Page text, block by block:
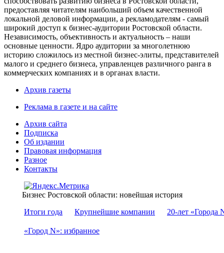
предоставляя читателям наибольший объем качественной
локальной деловой информации, а рекламодателям - самый
широкий доступ к бизнес-аудитории Ростовской области.
Независимость, объективность и актуальность – наши
основные ценности. Ядро аудитории за многолетнюю
историю сложилось из местной бизнес-элиты, представителей
малого и среднего бизнеса, управленцев различного ранга в
коммерческих компаниях и в органах власти.
Архив газеты
Реклама в газете и на сайте
Архив сайта
Подписка
Об издании
Правовая информация
Разное
Контакты
Бизнес Ростовской области: новейшая история
Итоги года
Крупнейшие компании 20-лет «Города
«Город N»: избранное